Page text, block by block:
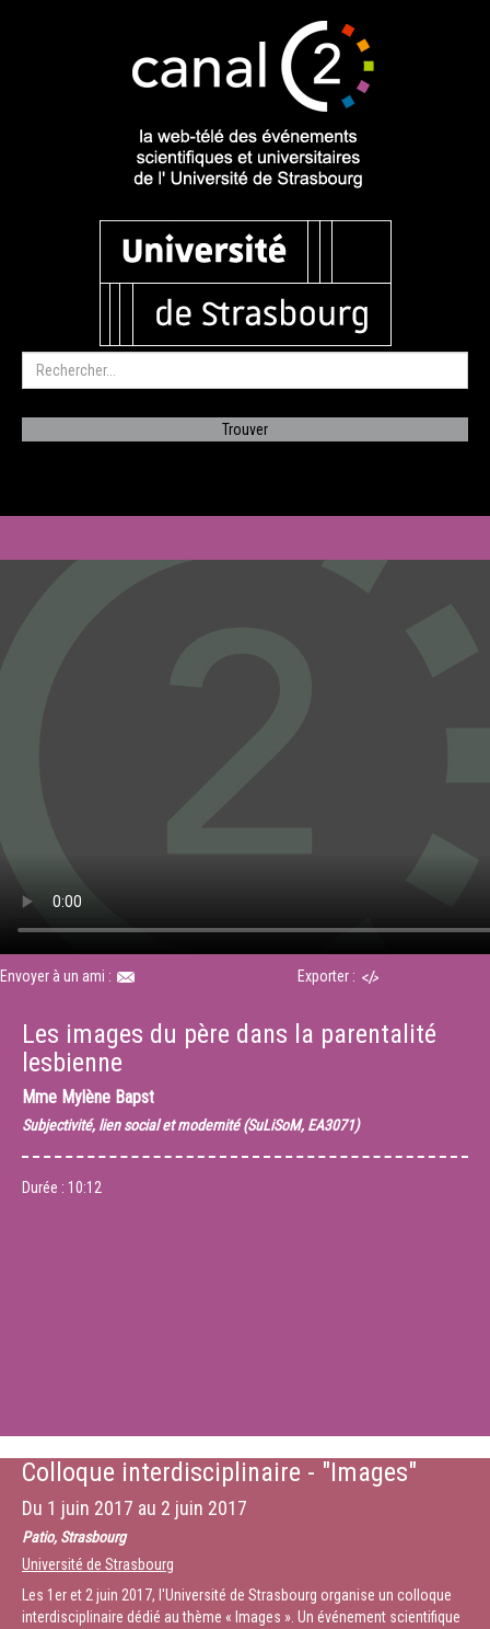
Envoyer à un ami : Exporter :
Les images du père dans la parentalité
lesbienne
Mme Mylène Bapst
Subjectivité, lien social et modernité (SuLiSoM, EA3071)
Durée : 10:12
Colloque interdisciplinaire - "Images"
Du 1 juin 2017 au 2 juin 2017
Patio, Strasbourg
Université de Strasbourg
Les 1er et 2 juin 2017, l'Université de Strasbourg organise un colloque
interdisciplinaire dédié au thème « Images ». Un événement scientifique